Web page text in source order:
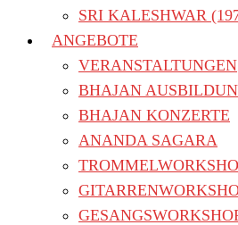
SRI KALESHWAR
ANGEBOTE
VERANSTALTUNGEN
BHAJAN
BHAJAN KONZERTE
ANANDA SAGARA